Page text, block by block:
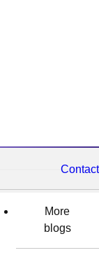
Contact
More
blogs